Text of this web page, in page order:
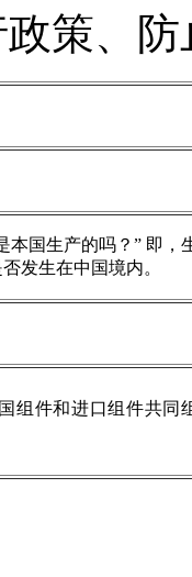
策、
本国生产的吗？” 即，
发生在中国境内。
组件和进口组件共同